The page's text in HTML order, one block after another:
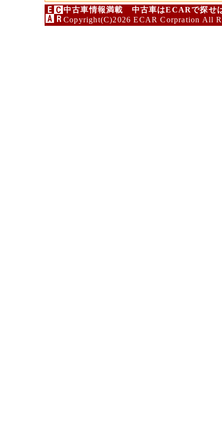
中古車情報満載 中古車はECARで探せ
Copyright(C)2026 ECAR Corpration All